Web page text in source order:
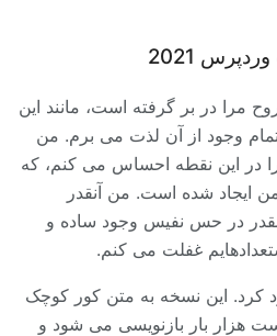
2021
مرا در بر گرفته است، مانند این
وجود از آن لذت می برم. من
در این نقطه احساس می کنم، که
ایجاد شده است. من آنقدر
در حس نفیس وجود ساده و
غفلت می کنم.
کرد. این نسخه به متن کور کوچک
هزار بار بازنویسی می شود و